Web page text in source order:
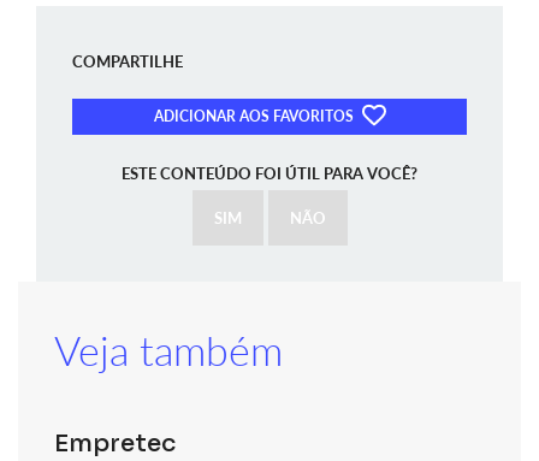
COMPARTILHE
ADICIONAR AOS FAVORITOS
ESTE CONTEÚDO FOI ÚTIL PARA VOCÊ?
SIM NÃO
Veja também
Empretec